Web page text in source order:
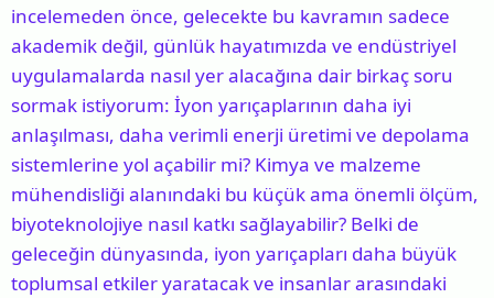
incelemeden önce, gelecekte bu kavramın sadece
akademik değil, günlük hayatımızda ve endüstriyel
uygulamalarda nasıl yer alacağına dair birkaç soru
sormak istiyorum: İyon yarıçaplarının daha iyi
anlaşılması, daha verimli enerji üretimi ve depolama
sistemlerine yol açabilir mi? Kimya ve malzeme
mühendisliği alanındaki bu küçük ama önemli ölçüm,
biyoteknolojiye nasıl katkı sağlayabilir? Belki de
geleceğin dünyasında, iyon yarıçapları daha büyük
toplumsal etkiler yaratacak ve insanlar arasındaki